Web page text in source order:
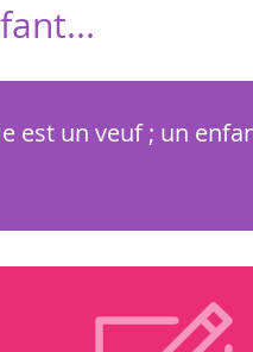
est un veuf ; un